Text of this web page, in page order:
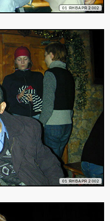
01 ЯНВАРЯ 2002
01 ЯНВАРЯ 2002